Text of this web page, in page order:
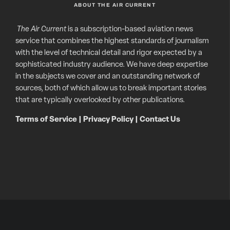
ABOUT THE AIR CURRENT
The Air Currentis a subscription-based aviation news
service that combines the highest standards of journalism
with the level of technical detail and rigor expected by a
sophisticated industry audience. We have deep expertise
in the subjects we cover and an outstanding network of
sources, both of which allow us to break important stories
that are typically overlooked by other publications.
Terms of Service Privacy Policy| Contact Us